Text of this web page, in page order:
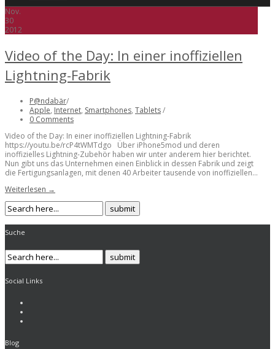
Nov.
30
2012
Video of the Day: In einer inoffiziellen
Lightning-Fabrik
P@ndabär/
Apple, Internet, Smartphones, Tablets/
0 Comments
Video of the Day: In einer inoffiziellen Lightning-Fabrik
https://youtu.be/rcP4tWMTdgo Über iPhone5mod und deren
inoffizielles Lightning-Zubehör haben wir unter anderem hier berichtet.
Nun gibt uns das Unternehmen einen Einblick in dessen Fabrik und zeigt
die Fertigungsanlagen, mit denen 40 Arbeiter tausende von inoffiziellen...
Weiterlesen →
Suche
Social Links
Blog